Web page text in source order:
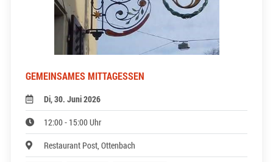
GEMEINSAMES MITTAGESSEN
Di, 30. Juni 2026
12:00 - 15:00 Uhr
Restaurant Post, Ottenbach